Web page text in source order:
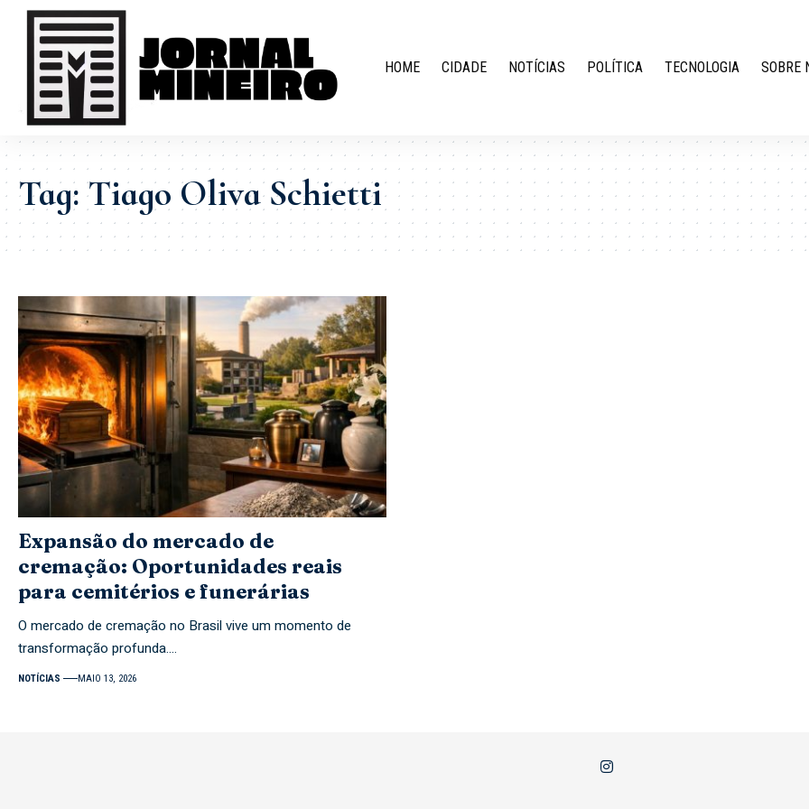
HOME CIDADE NOTÍCIAS POLÍTICA TECNOLOGIA SOBRE
Tag:Tiago Oliva Schietti
Expansão do mercado de
cremação: Oportunidades reais
para cemitérios e funerárias
O mercado de cremação no Brasil vive um momento de
transformação profunda.…
NOTÍCIAS MAIO 13, 2026